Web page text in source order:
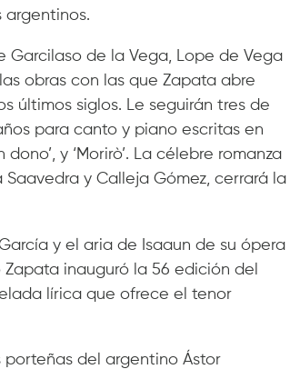
argentinos.
Garcilaso de la Vega, Lope de Vega
obras con las que Zapata abre
últimos siglos. Le seguirán tres de
para canto y piano escritas en
y ‘Morirò’. La célebre romanza
Saavedra y Calleja Gómez, cerrará la
y el aria de Isaaun de su ópera
inauguró la 56 edición del
lírica que ofrece el tenor
porteñas del argentino Ástor